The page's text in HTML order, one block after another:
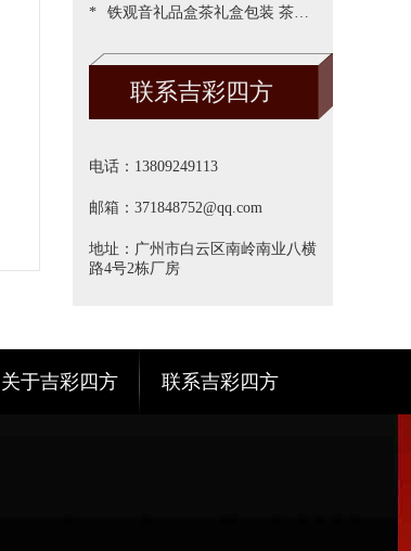
[吉彩四方]新闻
的包装盒型有哪些呢？[吉彩四
方]
* 铁观音礼品盒茶礼盒包装 茶叶
包装盒礼盒定制厂家[吉彩四
联系吉彩四方
电话：13809249113
邮箱：371848752@qq.com
地址：广州市白云区南岭南业八横
路4号2栋厂房
关于吉彩四方 联系吉彩四方